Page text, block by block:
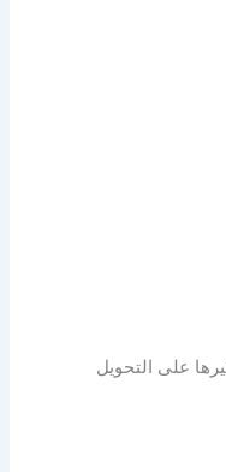
على التحويل